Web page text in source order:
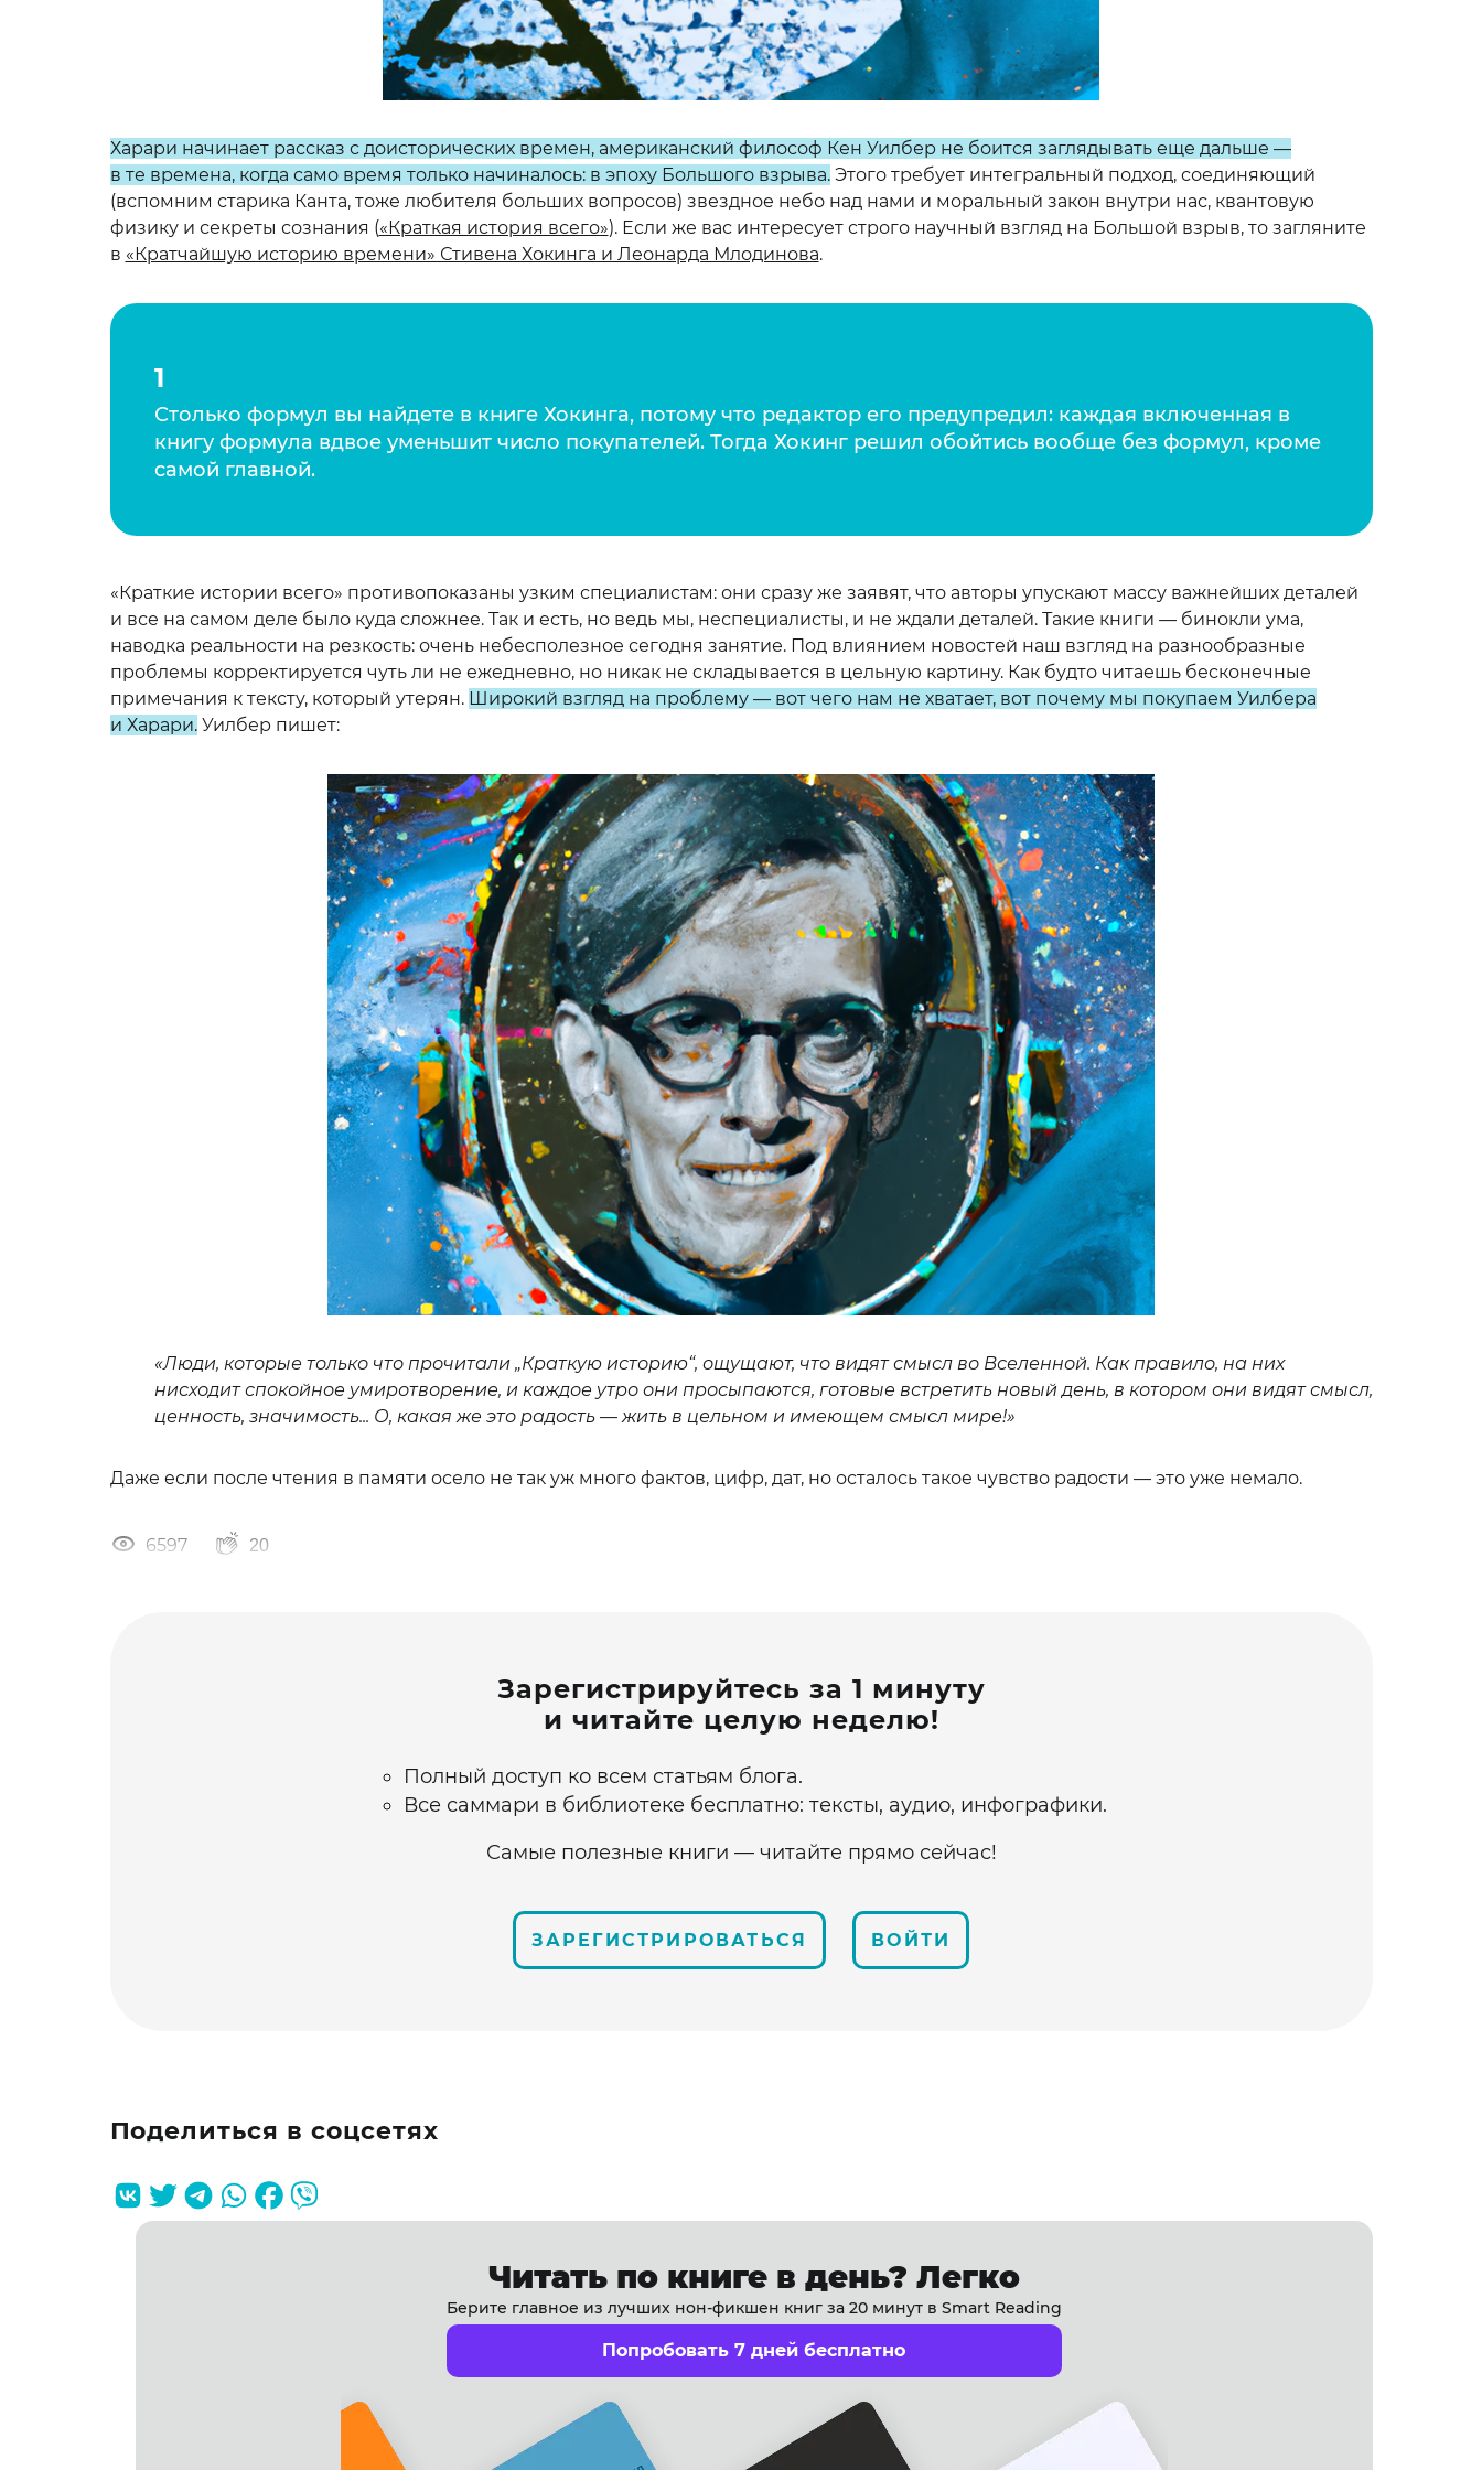
Харари начинает рассказ с доисторических времен, американский философ Кен Уилбер не боится заглядывать еще дальше —
в те времена, когда само время только начиналось: в эпоху Большого взрыва.Этого требует интегральный подход, соединяющий
(вспомним старика Канта, тоже любителя больших вопросов) звездное небо над нами и моральный закон внутри нас, квантовую
физику и секреты сознания («Краткая история всего»). Если же вас интересует строго научный взгляд на Большой взрыв, то загляните
в «Кратчайшую историю времени» Стивена Хокинга и Леонарда Млодинова.
1
Столько формул вы найдете в книге Хокинга, потому что редактор его предупредил: каждая включенная в
книгу формула вдвое уменьшит число покупателей. Тогда Хокинг решил обойтись вообще без формул, кроме
самой главной.
«Краткие истории всего» противопоказаны узким специалистам: они сразу же заявят, что авторы упускают массу важнейших деталей
и все на самом деле было куда сложнее. Так и есть, но ведь мы, неспециалисты, и не ждали деталей. Такие книги — бинокли ума,
наводка реальности на резкость: очень небесполезное сегодня занятие. Под влиянием новостей наш взгляд на разнообразные
проблемы корректируется чуть ли не ежедневно, но никак не складывается в цельную картину. Как будто читаешь бесконечные
примечания к тексту, который утерян. Широкий взгляд на проблему — вот чего нам не хватает, вот почему мы покупаем Уилбера
и Харари.Уилбер пишет:
«Люди, которые только что прочитали „Краткую историю“, ощущают, что видят смысл во Вселенной. Как правило, на них
нисходит спокойное умиротворение, и каждое утро они просыпаются, готовые встретить новый день, в котором они видят смысл,
ценность, значимость... О, какая же это радость — жить в цельном и имеющем смысл мире!»
Даже если после чтения в памяти осело не так уж много фактов, цифр, дат, но осталось такое чувство радости — это уже немало.
6597 20
Зарегистрируйтесь за 1 минуту
и читайте целую неделю!
Полный доступ ко всем статьям блога.
Все саммари в библиотеке бесплатно: тексты, аудио, инфографики.
Самые полезные книги — читайте прямо сейчас!
ЗАРЕГИСТРИРОВАТЬСЯ ВОЙТИ
Поделиться в соцсетях
Читать по книге в день? Легко
Берите главное из лучших нон-фикшен книг за 20 минут в Smart Reading
Попробовать 7 дней бесплатно